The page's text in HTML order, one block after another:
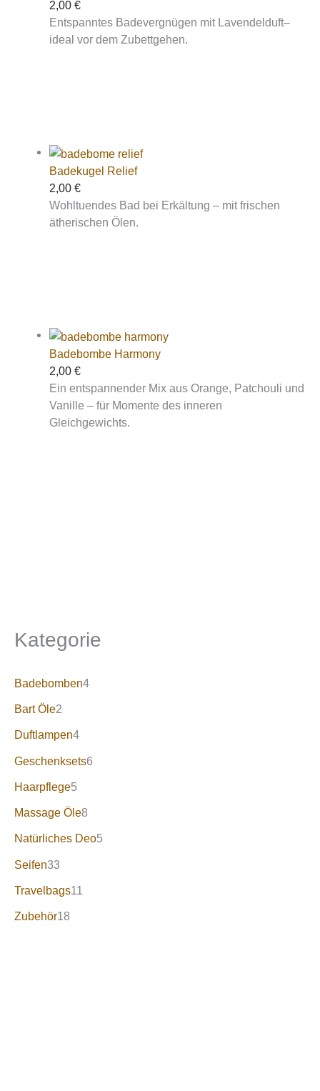
Kategorie
Badebomben4
Bart Öle2
Duftlampen4
Geschenksets6
Haarpflege5
Massage Öle8
Natürliches Deo5
Seifen33
Travelbags11
Zubehör18
2,00€
Entspanntes Badevergnügen mit Lavendelduft–
ideal vor dem Zubettgehen.
Badekugel Relief
2,00€
Wohltuendes Bad bei Erkältung – mit frischen
ätherischen Ölen.
Badebombe Harmony
2,00€
Ein entspannender Mix aus Orange, Patchouli und
Vanille – für Momente des inneren
Gleichgewichts.